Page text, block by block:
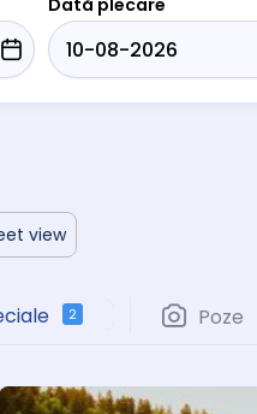
Dată plecare
view
2 Poze